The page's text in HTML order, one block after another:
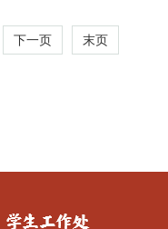
下一页 末页